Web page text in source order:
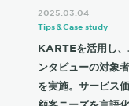
2025.03.04
Tips＆Case study
KARTEを活用し、
ンタビューの対象
を実施。サービス価